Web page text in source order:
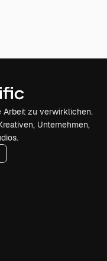
Arbeit zu verwirklichen.
Unternehmen,